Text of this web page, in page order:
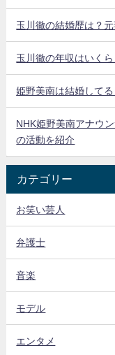
玉川徹の結婚歴は？
玉川徹の年収はいく
姫野美南は結婚して
NHK姫野美南アナウ
の活動を紹介
カテゴリー
お笑い芸人
弁護士
音楽
モデル
エンタメ